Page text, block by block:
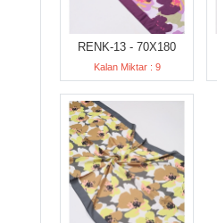
RENK-13 - 70X180
Kalan Miktar : 9